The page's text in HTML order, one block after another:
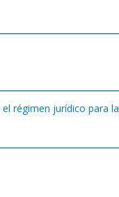
régimen jurídico para